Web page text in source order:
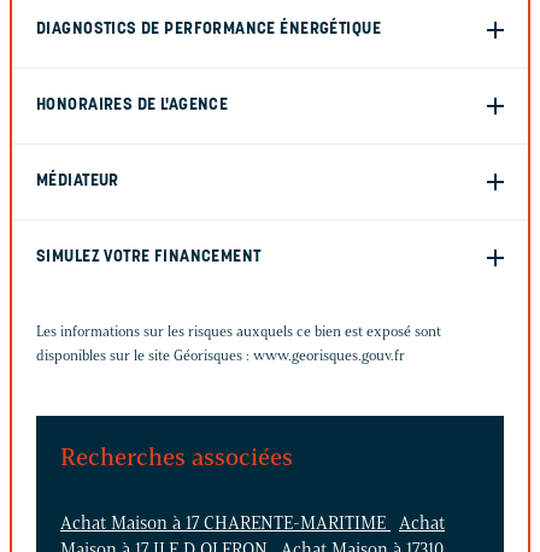
DIAGNOSTICS DE PERFORMANCE ÉNERGÉTIQUE
HONORAIRES DE L'AGENCE
MÉDIATEUR
SIMULEZ VOTRE FINANCEMENT
Les informations sur les risques auxquels ce bien est exposé sont
disponibles sur le site Géorisques : www.georisques.gouv.fr
Recherches associées
Achat Maison à 17 CHARENTE-MARITIME
Achat